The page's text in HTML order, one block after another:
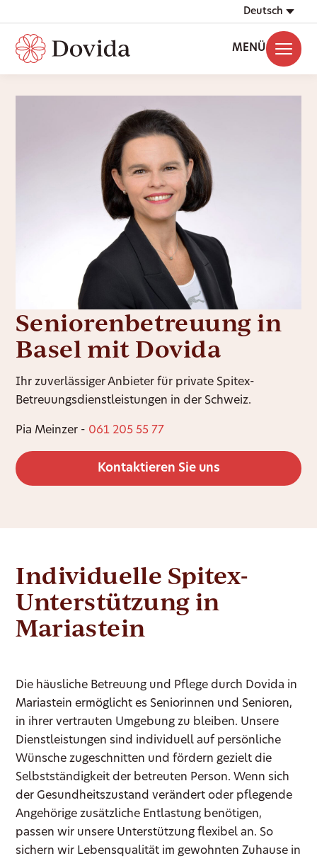
Deutsch
MENÜ
Seniorenbetreuung in
Basel mit Dovida
Ihr zuverlässiger Anbieter für private Spitex-
Betreuungsdienstleistungen in der Schweiz.
Pia Meinzer - 061 205 55 77
Kontaktieren Sie uns
Individuelle Spitex-
Unterstützung in
Mariastein
Die häusliche Betreuung und Pflege durch Dovida in
Mariastein ermöglicht es Seniorinnen und Senioren,
in ihrer vertrauten Umgebung zu bleiben. Unsere
Dienstleistungen sind individuell auf persönliche
Wünsche zugeschnitten und fördern gezielt die
Selbstständigkeit der betreuten Person. Wenn sich
der Gesundheitszustand verändert oder pflegende
Angehörige zusätzliche Entlastung benötigen,
passen wir unsere Unterstützung flexibel an. So
sichern wir Lebensqualität im gewohnten Zuhause in